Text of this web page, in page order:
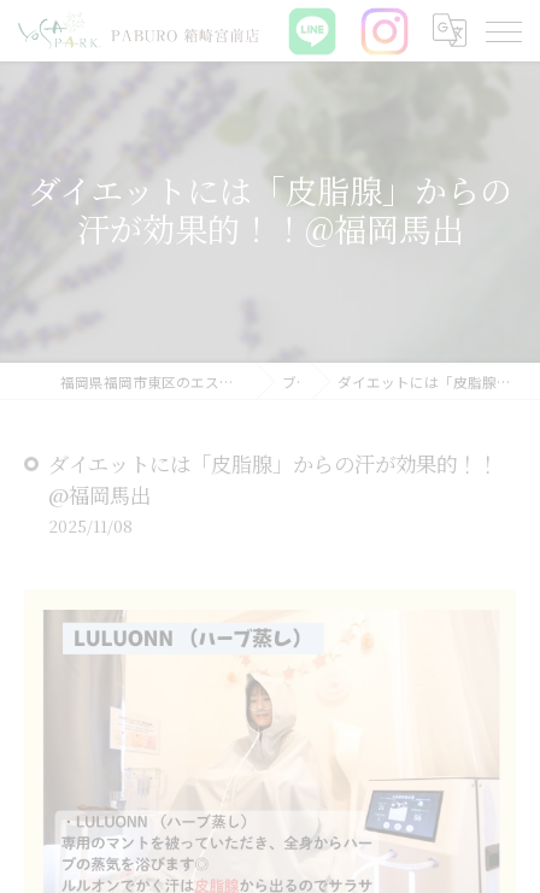
ダイエットには「皮脂腺」からの
汗が効果的！！@福岡馬出
福岡県福岡市東区のエステならYOSAPARK PABURO 箱崎宮前店 ブログ ダイエットには「皮脂腺」からの汗が効果的！！@福岡馬出
ダイエットには「皮脂腺」からの汗が効果的！！
@福岡馬出
2025/11/08